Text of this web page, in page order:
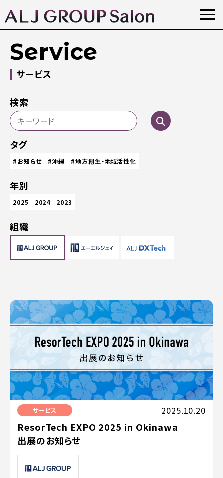
Service
サービス
検索
タグ
#お知らせ #沖縄 #地方創生・地域活性化
年別
2025 2024 2023
組織
サービス 2025.10.20
ResorTech EXPO 2025 in Okinawa
出展のお知らせ